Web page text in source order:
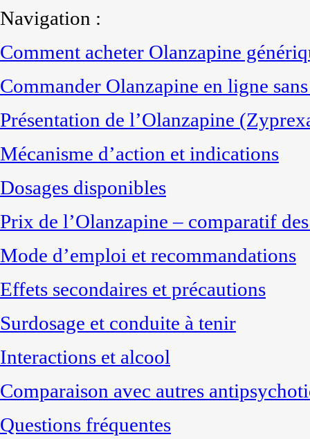
Navigation :
Comment acheter Olanzapine
Commander Olanzapine en ligne
Présentation de l’Olanzapine
Mécanisme d’action et indications
Dosages disponibles
Prix de l’Olanzapine – comparatif
Mode d’emploi et recommandations
Effets secondaires et précautions
Surdosage et conduite à tenir
Interactions et alcool
Comparaison avec autres
Questions fréquentes